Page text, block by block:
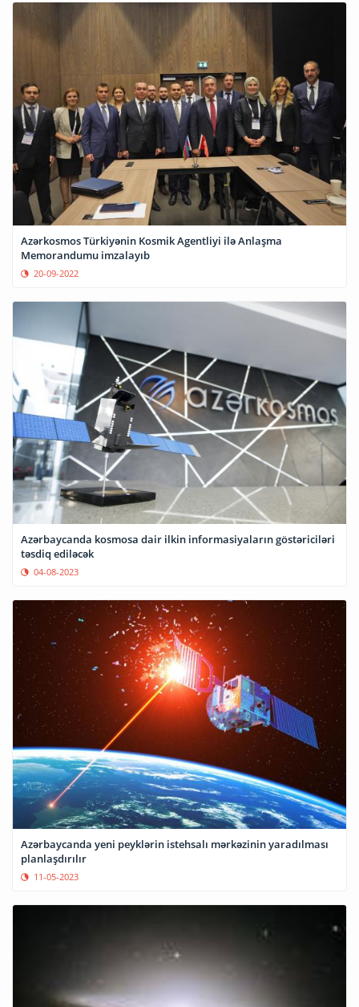
Azərkosmos Türkiyənin Kosmik Agentliyi ilə Anlaşma
Memorandumu imzalayıb
20-09-2022
Azərbaycanda kosmosa dair ilkin informasiyaların göstəriciləri
təsdiq ediləcək
04-08-2023
Azərbaycanda yeni peyklərin istehsalı mərkəzinin yaradılması
planlaşdırılır
11-05-2023